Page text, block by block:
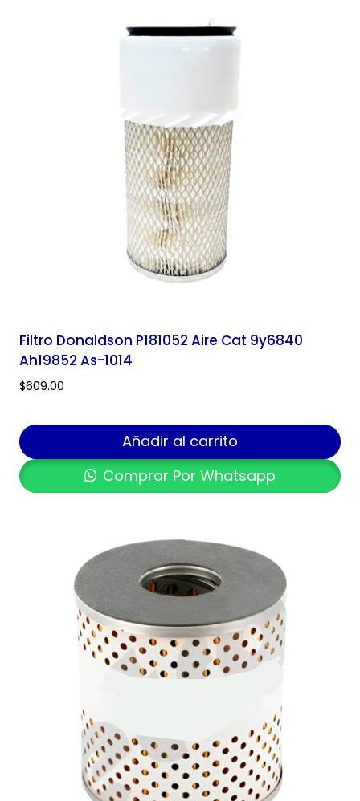
Filtro Donaldson P181052 Aire Cat 9y6840
Ah19852 As-1014
$609.00
Añadir al carrito
Comprar Por Whatsapp